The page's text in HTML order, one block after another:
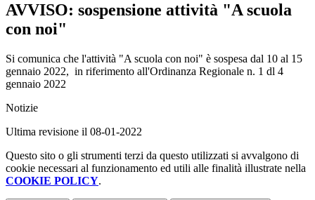
AVVISO: sospensione attività "A scuola
con noi"
Si comunica che l'attività "A scuola con noi" è sospesa dal 10 al 15
gennaio 2022, in riferimento all'Ordinanza Regionale n. 1 dl 4
gennaio 2022
Notizie
Ultima revisione il 08-01-2022
Questo sito o gli strumenti terzi da questo utilizzati si avvalgono di
cookie necessari al funzionamento ed utili alle finalità illustrate nella
COOKIE POLICY.